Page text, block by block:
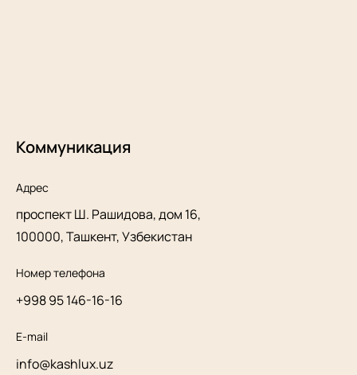
Коммуникация
Адрес
проспект Ш. Рашидова, дом 16,
100000, Ташкент, Узбекистан
Номер телефона
+998 95 146-16-16
E-mail
info@kashlux.uz